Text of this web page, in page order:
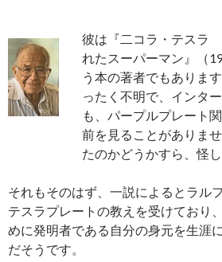
彼は『二コラ・テスラ
れたスーパーマン』（
う本の著者でもありま
ったく不明で、インタ
も、パープルプレート
前を見ることがありま
たのかどうかすら、怪
それもそのはず、一説によるとラル
テスラプレートの教えを受けており
めに発明者である自分の身元を生涯
だそうです。